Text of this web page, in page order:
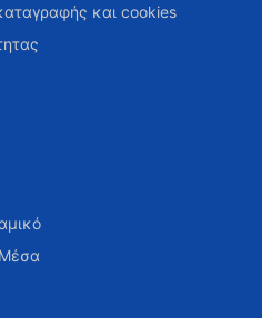
και cookies
Μέσα